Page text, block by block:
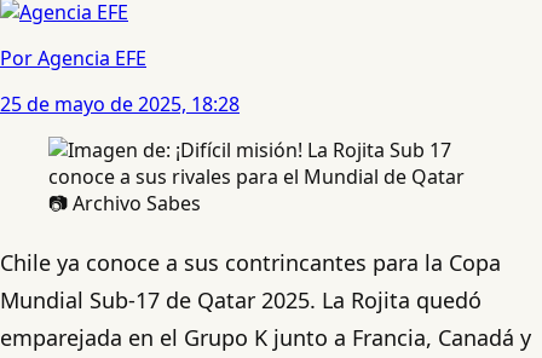
Por Agencia EFE
25 de mayo de 2025, 18:28
📷 Archivo Sabes
Chile ya conoce a sus contrincantes para la Copa
Mundial Sub-17 de Qatar 2025. La Rojita quedó
emparejada en el Grupo K junto a Francia, Canadá y